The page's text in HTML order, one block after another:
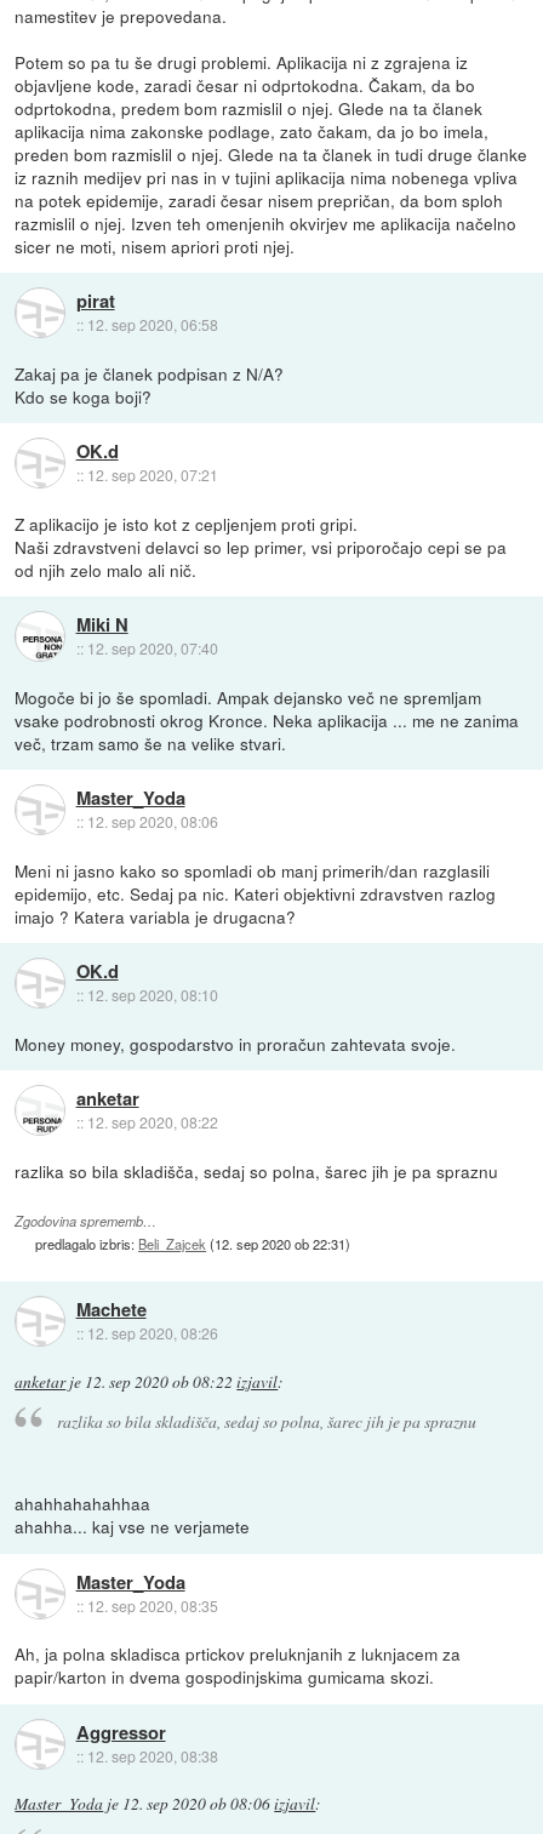
namestitev je prepovedana.
Potem so pa tu še drugi problemi. Aplikacija ni z zgrajena iz
objavljene kode, zaradi česar ni odprtokodna. Čakam, da bo
odprtokodna, predem bom razmislil o njej. Glede na ta članek
aplikacija nima zakonske podlage, zato čakam, da jo bo imela,
preden bom razmislil o njej. Glede na ta članek in tudi druge članke
iz raznih medijev pri nas in v tujini aplikacija nima nobenega vpliva
na potek epidemije, zaradi česar nisem prepričan, da bom sploh
razmislil o njej. Izven teh omenjenih okvirjev me aplikacija načelno
sicer ne moti, nisem apriori proti njej.
pirat
:: 12. sep 2020, 06:58
Zakaj pa je članek podpisan z N/A?
Kdo se koga boji?
OK.d
:: 12. sep 2020, 07:21
Z aplikacijo je isto kot z cepljenjem proti gripi.
Naši zdravstveni delavci so lep primer, vsi priporočajo cepi se pa
od njih zelo malo ali nič.
Miki N
:: 12. sep 2020, 07:40
Mogoče bi jo še spomladi. Ampak dejansko več ne spremljam
vsake podrobnosti okrog Kronce. Neka aplikacija ... me ne zanima
več, trzam samo še na velike stvari.
Master_Yoda
:: 12. sep 2020, 08:06
Meni ni jasno kako so spomladi ob manj primerih/dan razglasili
epidemijo, etc. Sedaj pa nic. Kateri objektivni zdravstven razlog
imajo ? Katera variabla je drugacna?
OK.d
:: 12. sep 2020, 08:10
Money money, gospodarstvo in proračun zahtevata svoje.
anketar
:: 12. sep 2020, 08:22
razlika so bila skladišča, sedaj so polna, šarec jih je pa spraznu
Zgodovina sprememb…
predlagalo izbris: Beli_Zajcek (12. sep 2020 ob 22:31)
Machete
:: 12. sep 2020, 08:26
anketarje 12. sep 2020 ob 08:22 izjavil:
razlika so bila skladišča, sedaj so polna, šarec jih je pa spraznu
ahahhahahahhaa
ahahha... kaj vse ne verjamete
Master_Yoda
:: 12. sep 2020, 08:35
Ah, ja polna skladisca prtickov preluknjanih z luknjacem za
papir/karton in dvema gospodinjskima gumicama skozi.
Aggressor
:: 12. sep 2020, 08:38
Master_Yoda je 12. sep 2020 ob 08:06izjavil: